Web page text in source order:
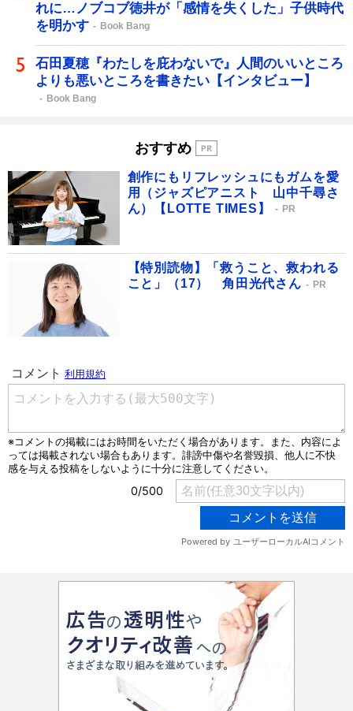
れに…ノブコブ徳井が「感情を失くした」子供時代
を明かす
Book Bang
石田夏穂『わたしを庇わないで』人間のいいところ
よりも悪いところを書きたい【インタビュー】
Book Bang
おすすめ
創作にもリフレッシュにもガムを愛
用（ジャズピアニスト 山中千尋さ
ん）【LOTTE TIMES】
PR
【特別読物】「救うこと、救われる
こと」（17） 角田光代さん
PR